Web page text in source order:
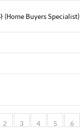
(Home Buyers Specialist)
2 3 4 5 6